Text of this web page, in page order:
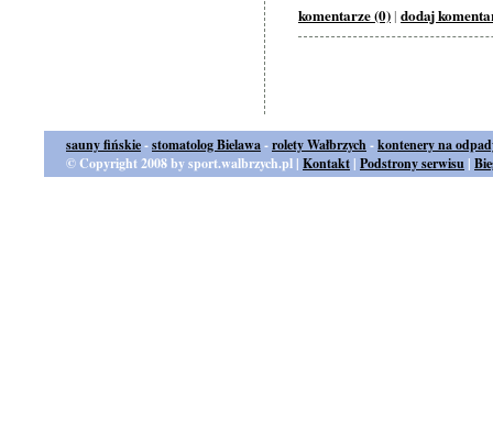
komentarze (0) | dodaj
sauny fińskie-stomatolog Bielawa-rolety Wałbrzych-kontenery na
© Copyright 2008 by sport.walbrzych.pl | Kontakt | Podstrony serwisu |